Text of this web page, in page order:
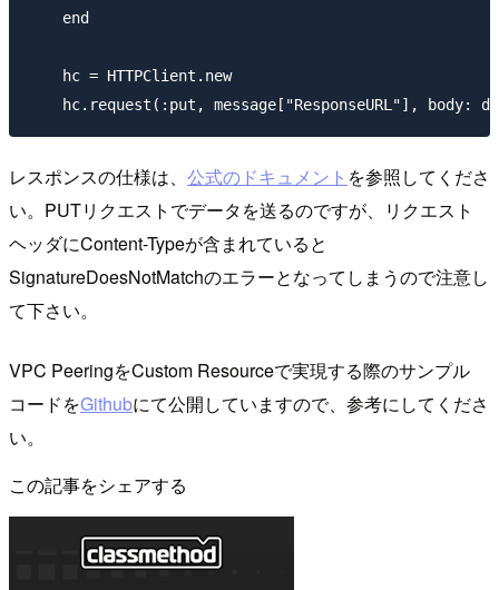
    end
    hc = HTTPClient.new
レスポンスの仕様は、 公式のドキュメント を参照してくださ
い。PUTリクエストでデータを送るのですが、リクエスト
ヘッダにContent-Typeが含まれていると
SignatureDoesNotMatchのエラーとなってしまうので注意し
て下さい。
VPC PeeringをCustom Resourceで実現する際のサンプル
コードをGithubにて公開していますので、参考にしてくださ
い。
この記事をシェアする